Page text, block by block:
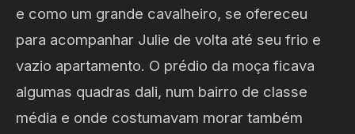
e como um grande cavalheiro, se ofereceu
para acompanhar Julie de volta até seu frio e
vazio apartamento. O prédio da moça ficava
algumas quadras dali, num bairro de classe
média e onde costumavam morar também